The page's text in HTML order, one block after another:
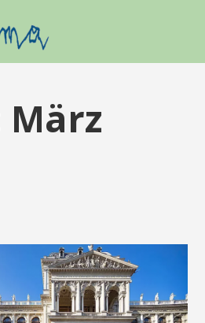
März